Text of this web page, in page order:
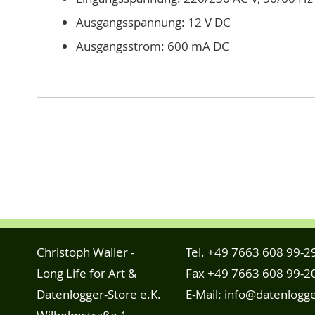
Ausgangsspannung: 12 V DC
Ausgangsstrom: 600 mA DC
Christoph Waller -
Long Life for Art &
Datenlogger-Store e.K.
Tel. +49 7663 608 99-
Fax +49 7663 608 99-
E-Mail: